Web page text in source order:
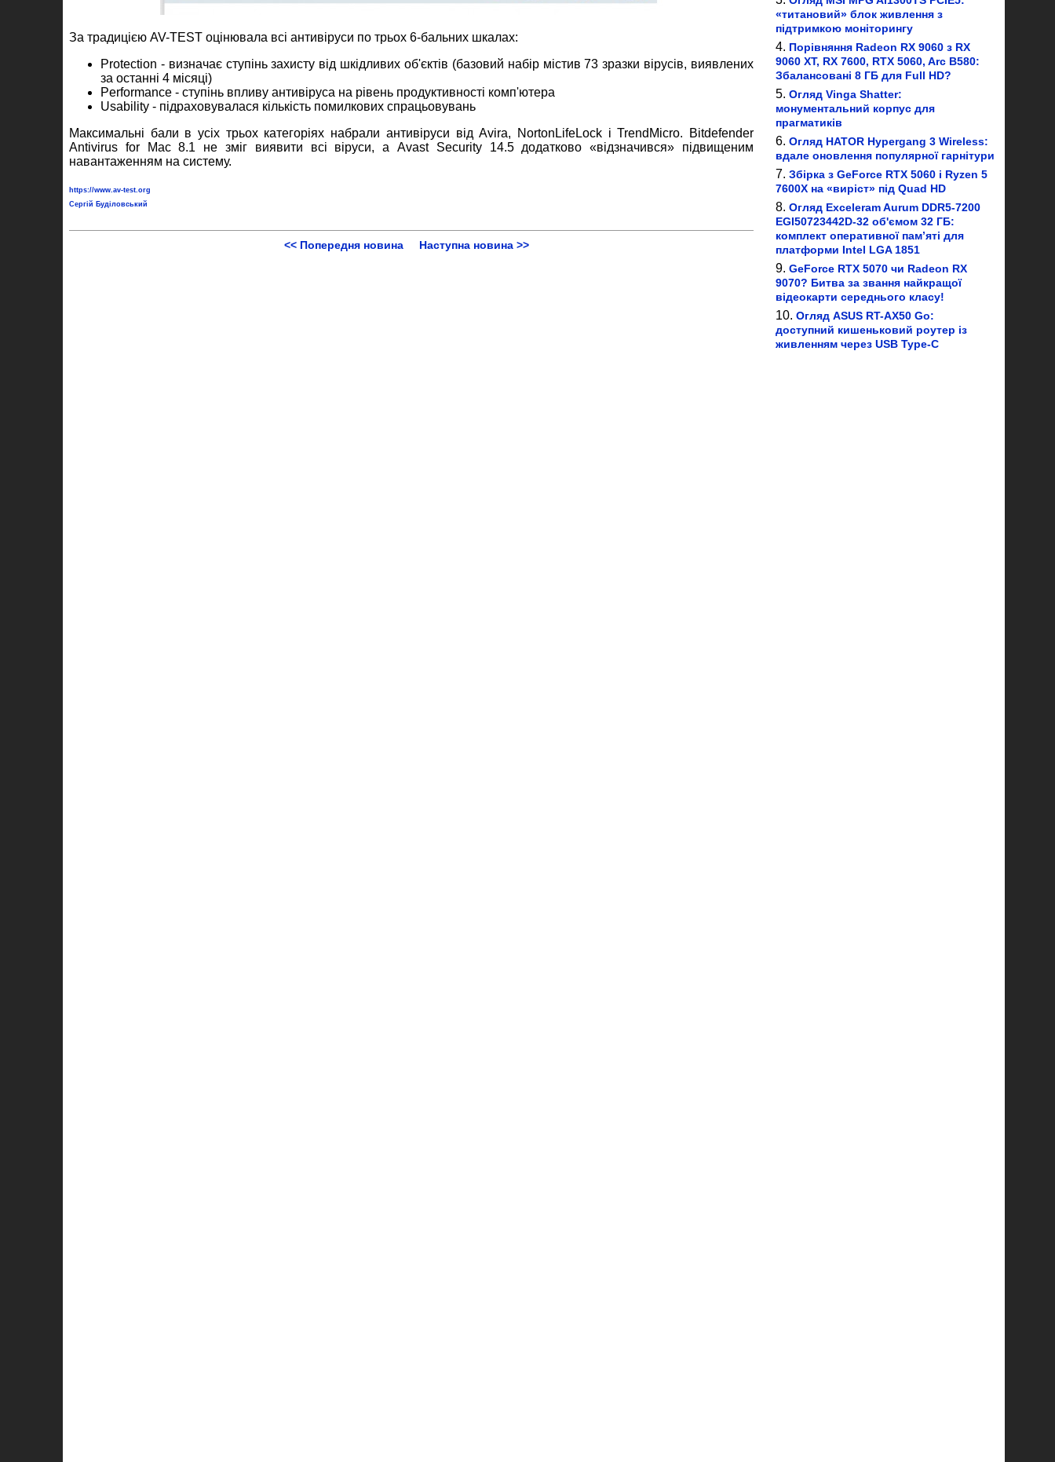
За традицією AV-TEST оцінювала всі антивіруси по трьох 6-бальних шкалах:
Protection - визначає ступінь захисту від шкідливих об'єктів (базовий набір містив 73 зразки вірусів, виявлених
за останні 4 місяці)
Performance - ступінь впливу антивіруса на рівень продуктивності комп'ютера
Usability - підраховувалася кількість помилкових спрацьовувань
Максимальні бали в усіх трьох категоріях набрали антивіруси від Avira, NortonLifeLock і TrendMicro. Bitdefender
Antivirus for Mac 8.1 не зміг виявити всі віруси, а Avast Security 14.5 додатково «відзначився» підвищеним
навантаженням на систему.
https://www.av-test.org
Сергій Буділовський
<< Попередня новина Наступна новина >>
«титановий» блок живлення з
підтримкою моніторингу
Порівняння Radeon RX 9060 з RX
9060 XT, RX 7600, RTX 5060, Arc B580:
Збалансовані 8 ГБ для Full HD?
Огляд Vinga Shatter:
монументальний корпус для
прагматиків
Огляд HATOR Hypergang 3 Wireless:
вдале оновлення популярної гарнітури
Збірка з GeForce RTX 5060 і Ryzen 5
7600X на «виріст» під Quad HD
Огляд Exceleram Aurum DDR5-7200
EGI50723442D-32 об'ємом 32 ГБ:
комплект оперативної пам’яті для
платформи Intel LGA 1851
GeForce RTX 5070 чи Radeon RX
9070? Битва за звання найкращої
відеокарти середнього класу!
Огляд ASUS RT-AX50 Go:
доступний кишеньковий роутер із
живленням через USB Type-C